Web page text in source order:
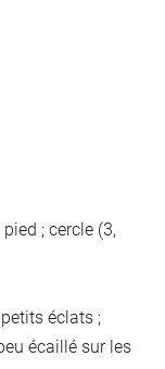
; cercle (3,
éclats ;
écaillé sur les